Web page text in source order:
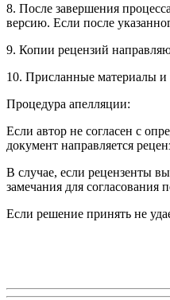
8. После завершения
версию. Если после
9. Копии рецензий
10. Присланные материалы и
Процедура апелляции:
Если автор не согласен с
документ направляется
В случае, если рецензенты
замечания для
Если решение принять не